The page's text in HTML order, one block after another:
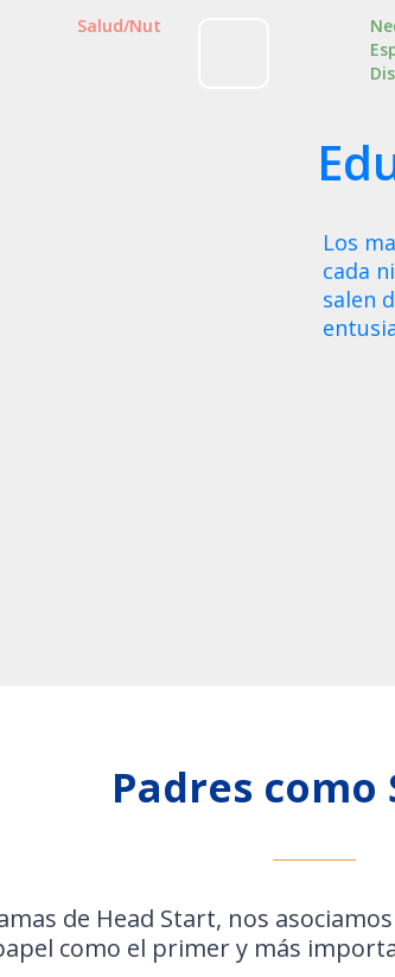
Salud/Nutrición
Los
cada
salen
Padres como
de Head Start, nos
como el primer y más